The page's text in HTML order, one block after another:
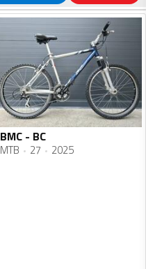
BMC - BC
MTB 27 2025